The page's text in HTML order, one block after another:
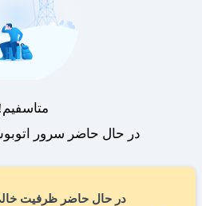
در حال حاضر ظرفیت
متاسفیم!
در حال حاضر سرور